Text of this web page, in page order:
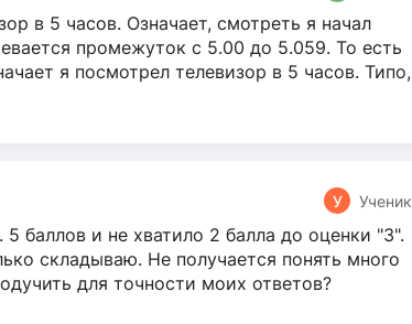
в 5 часов. Означает, смотреть я начал
промежуток с 5.00 до 5.059. То есть
я посмотрел телевизор в 5 часов. Типо,
У Ученик
баллов и не хватило 2 балла до оценки "3".
складываю. Не получается понять много
для точности моих ответов?